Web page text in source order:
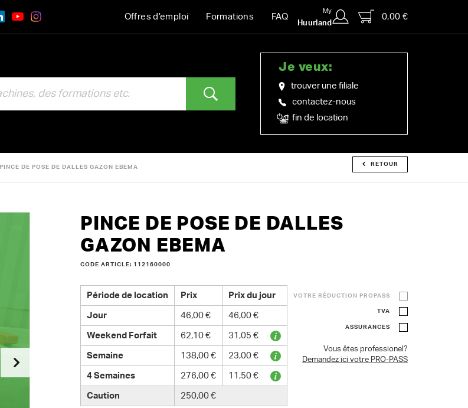
Offres d’emploi Formations FAQ
My
Huurland
0,00 €
Je veux:
trouver une filiale
contactez-nous
fin de location
PINCE DE POSE DE DALLES GAZON EBEMA RETOUR
PINCE DE POSE DE DALLES
GAZON EBEMA
CODE ARTICLE: 112160000
Période de location Prix Prix du jour
Jour 46,00 € 46,00 €
Weekend Forfait 62,10 € 31,05 €
Semaine 138,00 € 23,00 €
4 Semaines 276,00 € 11,50 €
Caution 250,00 €
VOTRE RÉDUCTION PROPASS
TVA
ASSURANCES
Vous êtes professionel?
Demandez ici votre PRO-PASS